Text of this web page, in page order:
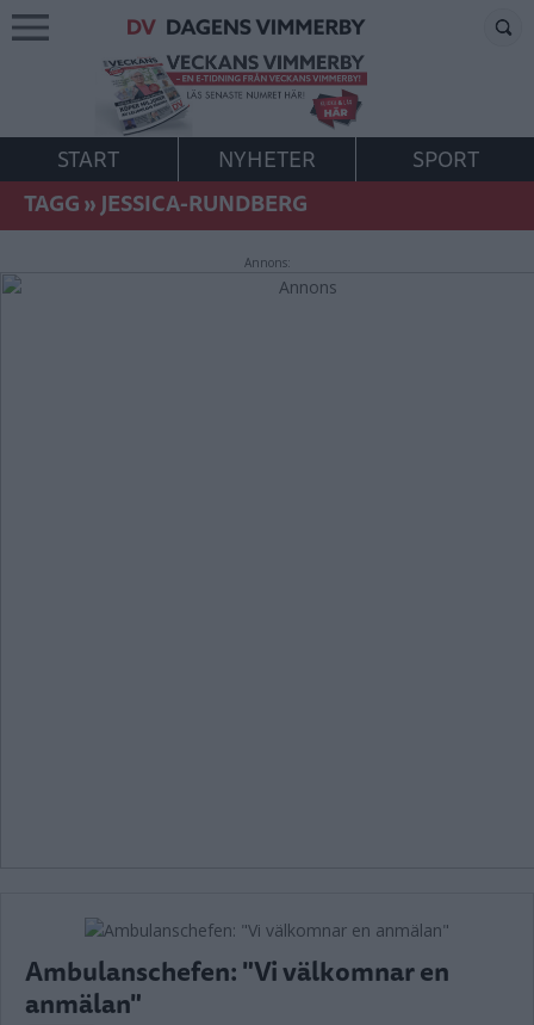
START NYHETER
SPORT
TAGG»JESSICA-RUNDBERG
Annons:
Ambulanschefen: "Vi välkomnar en
anmälan"